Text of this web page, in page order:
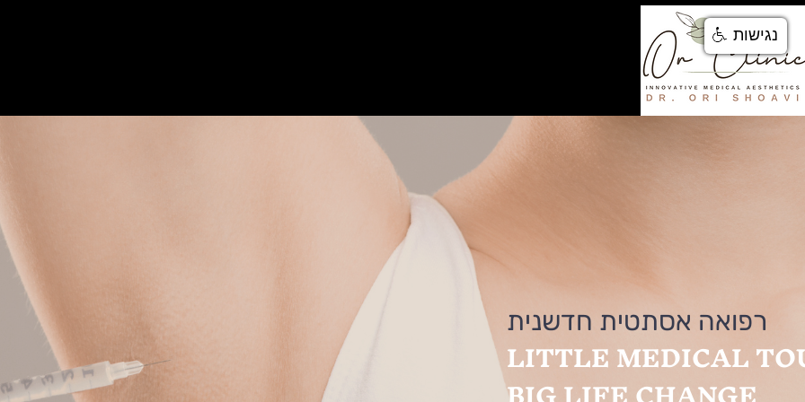
רפואה אסתטית חדשנית
LITTLE MEDICAL
נגישות